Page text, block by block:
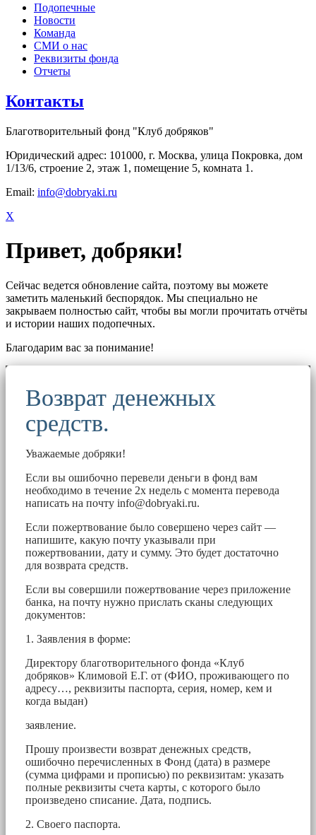
Подопечные
Новости
Команда
СМИ о нас
Реквизиты фонда
Отчеты
Контакты
Благотворительный фонд "Клуб добряков"
Юридический адрес: 101000, г. Москва, улица Покровка, дом
1/13/6, строение 2, этаж 1, помещение 5, комната 1.
Email: info@dobryaki.ru
X
Привет, добряки!
Сейчас ведется обновление сайта, поэтому вы можете
заметить маленький беспорядок. Мы специально не
закрываем полностью сайт, чтобы вы могли прочитать отчёты
и истории наших подопечных.
Благодарим вас за понимание!
Возврат денежных
средств.
Уважаемые добряки!
Если вы ошибочно перевели деньги в фонд вам
необходимо в течение 2х недель с момента перевода
написать на почту info@dobryaki.ru.
Если пожертвование было совершено через сайт —
напишите, какую почту указывали при
пожертвовании, дату и сумму. Это будет достаточно
для возврата средств.
Если вы совершили пожертвование через приложение
банка, на почту нужно прислать сканы следующих
документов:
1. Заявления в форме:
Директору благотворительного фонда «Клуб
добряков» Климовой Е.Г. от (ФИО, проживающего по
адресу…, реквизиты паспорта, серия, номер, кем и
когда выдан)
заявление.
Прошу произвести возврат денежных средств,
ошибочно перечисленных в Фонд (дата) в размере
(сумма цифрами и прописью) по реквизитам: указать
полные реквизиты счета карты, с которого было
произведено списание. Дата, подпись.
2. Своего паспорта.